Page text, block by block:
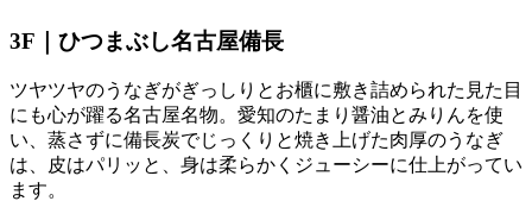
3F｜ひつまぶし名古屋備長
ツヤツヤのうなぎがぎっしりとお櫃に敷き詰められた見た目
にも心が躍る名古屋名物。愛知のたまり醤油とみりんを使
い、蒸さずに備長炭でじっくりと焼き上げた肉厚のうなぎ
は、皮はパリッと、身は柔らかくジューシーに仕上がってい
ます。